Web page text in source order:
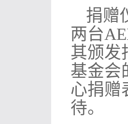
捐赠
两台
其颁发
基金会
心捐赠
待。